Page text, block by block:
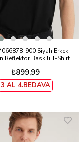
900 Siyah Erkek
Reflektor Baskılı T-Shirt
₺899,99
3 AL 4.BEDAVA